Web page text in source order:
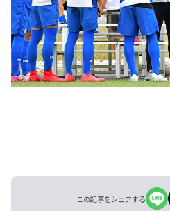
この記事をシェアする